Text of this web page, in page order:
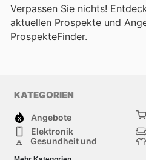
Verpassen Sie nichts!
aktuellen Prospekte und
ProspekteFinder.
KATEGORIEN
Angebote
Elektronik
Gesundheit und
Sportartikel und